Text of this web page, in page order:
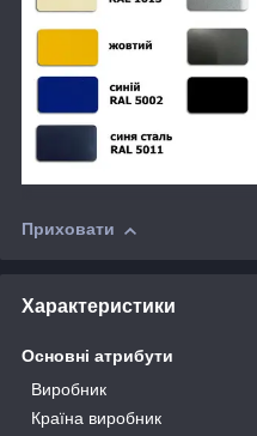
Приховати
Характеристики
Основні атрибути
Виробник
Країна виробник